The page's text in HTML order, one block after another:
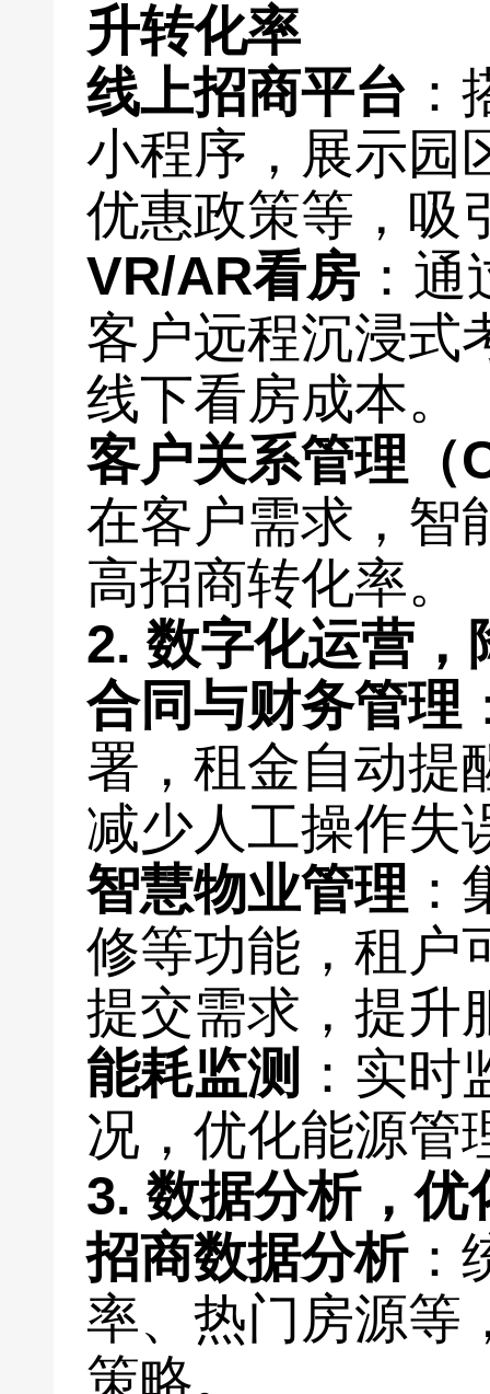
升转化率
线上招商平台
小程序，展示园
优惠政策等，吸
VR/AR看房 ：
客户远程沉浸式
线下看房成本。
客户关系管理（
在客户需求，智
高招商转化率。
2. 数字化运营，
合同与财务管理
署，租金自动提
减少人工操作失
智慧物业管理
修等功能，租户
提交需求，提升
能耗监测 ：实
况，优化能源管
3. 数据分析，优
招商数据分析：
率、热门房源等
策略。